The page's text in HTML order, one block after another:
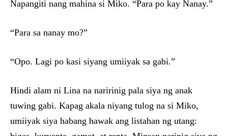
Napangiti nang mahina si Miko. “Para po kay Nanay.”
“Para sa nanay mo?”
“Opo. Lagi po kasi siyang umiiyak sa gabi.”
Hindi alam ni Lina na naririnig pala siya ng anak
tuwing gabi. Kapag akala niyang tulog na si Miko,
umiiyak siya habang hawak ang listahan ng utang: